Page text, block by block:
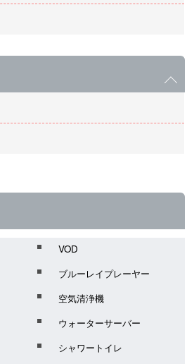
VOD
ブルーレイプレーヤー
空気清浄機
ウォーターサーバー
シャワートイレ